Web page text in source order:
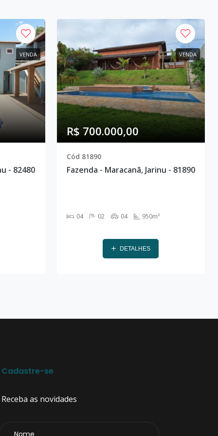
VENDA
- 82480
VENDA
R$ 700.000,00
Cód 81890
Fazenda - Maracanã, Jarinu - 81890
04 02 04 950m²
DETALHES
Cadastre-se
Receba as novidades